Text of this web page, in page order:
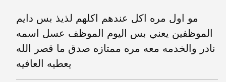
مو اول مره اكل عندهم اكلهم لذيذ بس دايم
الموظفين يعني بس اليوم الموظف عسل اسمه
نادر والخدمه معه مره ممتازه صدق ما قصر الله
يعطيه العافيه